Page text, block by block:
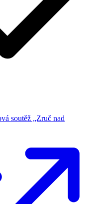
soutěž „Zruč nad